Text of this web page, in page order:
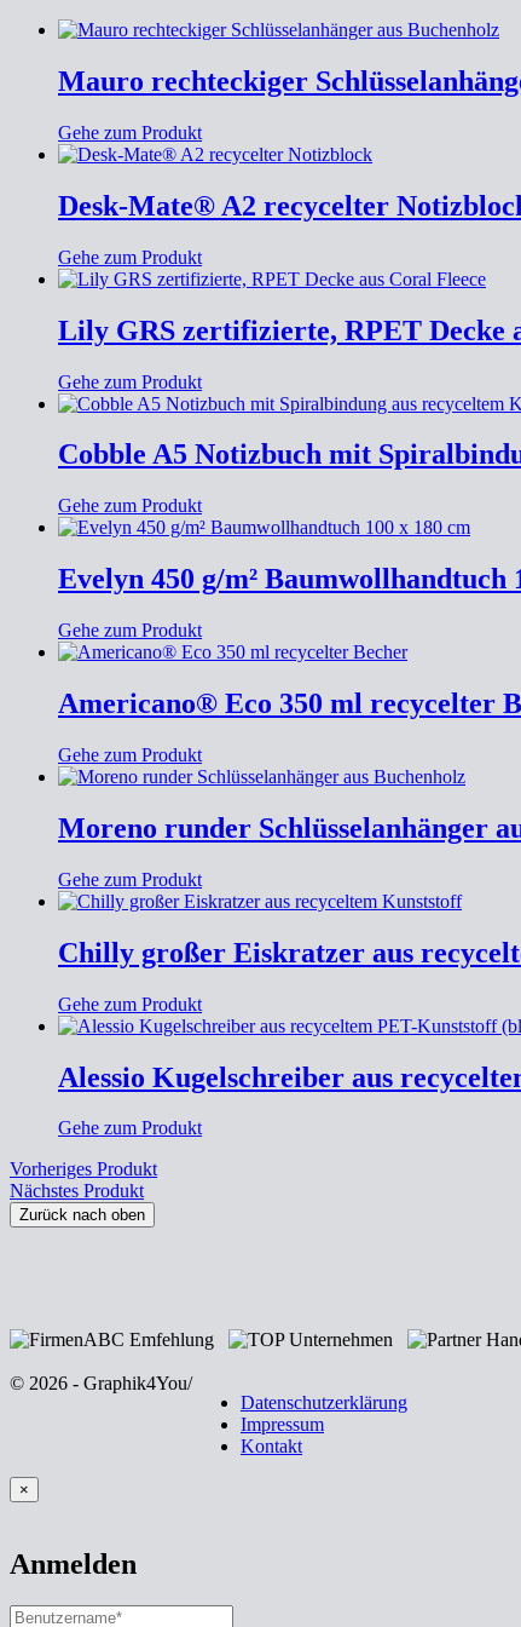
Mauro rechteckiger
Gehe zum Produkt
Desk-Mate® A2 recycelter
Gehe zum Produkt
Lily GRS zertifizierte, RPET Decke
Gehe zum Produkt
Cobble A5 Notizbuch mit
Gehe zum Produkt
Evelyn 450 g/m² Baumwollhandtuch
Gehe zum Produkt
Americano® Eco 350 ml recycelter
Gehe zum Produkt
Moreno runder Schlüsselanhänger
Gehe zum Produkt
Chilly großer Eiskratzer aus
Gehe zum Produkt
Alessio Kugelschreiber aus
Gehe zum Produkt
Vorheriges Produkt
Nächstes Produkt
Zurück nach oben
© 2026 - Graphik4You/
Datenschutzerklärung
Impressum
Kontakt
×
Anmelden
BENUTZERNAME